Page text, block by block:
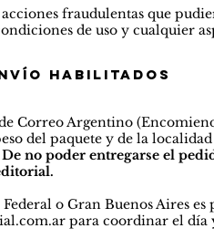
fraudulentas que
de uso y cualquier
habilitados
Correo Argentino
del paquete y de la localidad
no poder entregarse el
o Gran Buenos Aires
para coordinar el día